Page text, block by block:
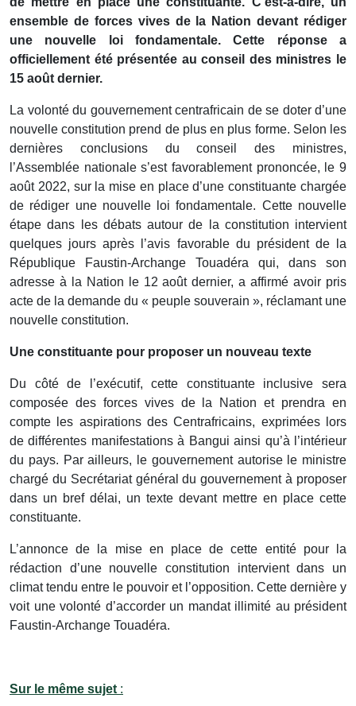
ensemble de forces vives de la Nation devant rédiger
une nouvelle loi fondamentale. Cette réponse a
officiellement été présentée au conseil des ministres le
15 août dernier.
La volonté du gouvernement centrafricain de se doter d’une
nouvelle constitution prend de plus en plus forme. Selon les
dernières conclusions du conseil des ministres,
l’Assemblée nationale s’est favorablement prononcée, le 9
août 2022, sur la mise en place d’une constituante chargée
de rédiger une nouvelle loi fondamentale. Cette nouvelle
étape dans les débats autour de la constitution intervient
quelques jours après l’avis favorable du président de la
République Faustin-Archange Touadéra qui, dans son
adresse à la Nation le 12 août dernier, a affirmé avoir pris
acte de la demande du « peuple souverain », réclamant une
nouvelle constitution.
Une constituante pour proposer un nouveau texte
Du côté de l’exécutif, cette constituante inclusive sera
composée des forces vives de la Nation et prendra en
compte les aspirations des Centrafricains, exprimées lors
de différentes manifestations à Bangui ainsi qu’à l’intérieur
du pays. Par ailleurs, le gouvernement autorise le ministre
chargé du Secrétariat général du gouvernement à proposer
dans un bref délai, un texte devant mettre en place cette
constituante.
L’annonce de la mise en place de cette entité pour la
rédaction d’une nouvelle constitution intervient dans un
climat tendu entre le pouvoir et l’opposition. Cette dernière y
voit une volonté d’accorder un mandat illimité au président
Faustin-Archange Touadéra.
Sur le même sujet :